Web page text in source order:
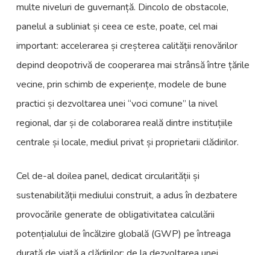
multe niveluri de guvernanță. Dincolo de obstacole,
panelul a subliniat și ceea ce este, poate, cel mai
important: accelerarea și creșterea calității renovărilor
depind deopotrivă de cooperarea mai strânsă între țările
vecine, prin schimb de experiențe, modele de bune
practici și dezvoltarea unei “voci comune” la nivel
regional, dar și de colaborarea reală dintre instituțiile
centrale și locale, mediul privat și proprietarii clădirilor.
Cel de-al doilea panel, dedicat circularității și
sustenabilității mediului construit, a adus în dezbatere
provocările generate de obligativitatea calculării
potențialului de încălzire globală (GWP) pe întreaga